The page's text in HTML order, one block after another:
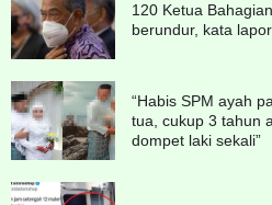
120 Ketua
berundur, kata
“Habis SPM ayah
tua, cukup 3 tahun
dompet laki sekali”